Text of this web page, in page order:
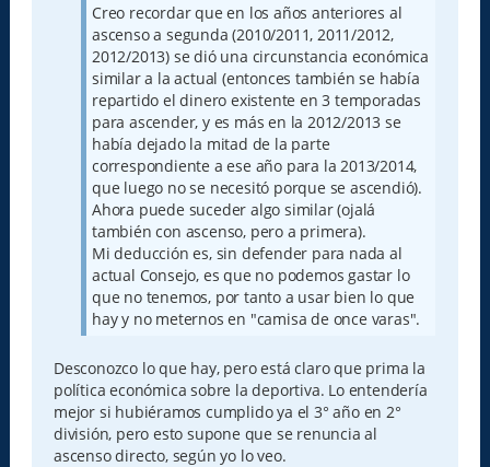
Creo recordar que en los años anteriores al
ascenso a segunda (2010/2011, 2011/2012,
2012/2013) se dió una circunstancia económica
similar a la actual (entonces también se había
repartido el dinero existente en 3 temporadas
para ascender, y es más en la 2012/2013 se
había dejado la mitad de la parte
correspondiente a ese año para la 2013/2014,
que luego no se necesitó porque se ascendió).
Ahora puede suceder algo similar (ojalá
también con ascenso, pero a primera).
Mi deducción es, sin defender para nada al
actual Consejo, es que no podemos gastar lo
que no tenemos, por tanto a usar bien lo que
hay y no meternos en "camisa de once varas".
Desconozco lo que hay, pero está claro que prima la
política económica sobre la deportiva. Lo entendería
mejor si hubiéramos cumplido ya el 3° año en 2°
división, pero esto supone que se renuncia al
ascenso directo, según yo lo veo.